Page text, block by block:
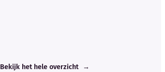
Bekijk het hele overzicht →